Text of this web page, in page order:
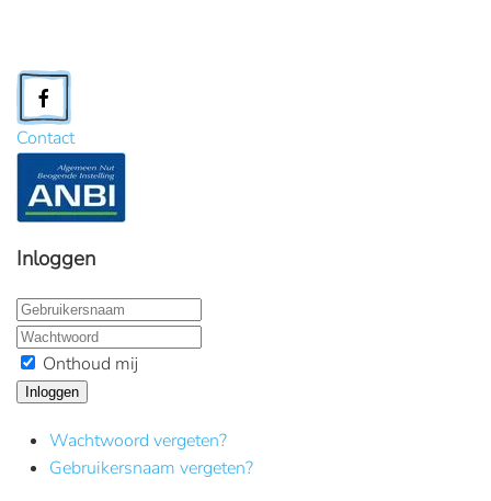
Contact
Inloggen
Onthoud mij
Inloggen
Wachtwoord vergeten?
Gebruikersnaam vergeten?